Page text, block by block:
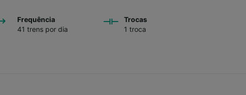
Frequência
41 trens por dia
Trocas
1 troca